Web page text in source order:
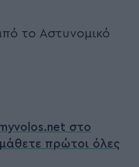
το Αστυνομικό
στο
πρώτοι όλες